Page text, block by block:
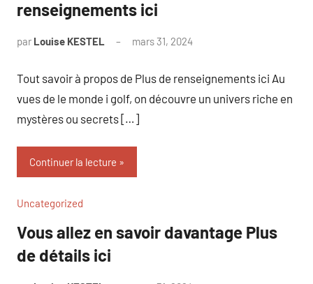
renseignements ici
par Louise KESTEL mars 31, 2024
Tout savoir à propos de Plus de renseignements ici Au
vues de le monde i golf, on découvre un univers riche en
mystères ou secrets […]
Continuer la lecture
Uncategorized
Vous allez en savoir davantage Plus
de détails ici